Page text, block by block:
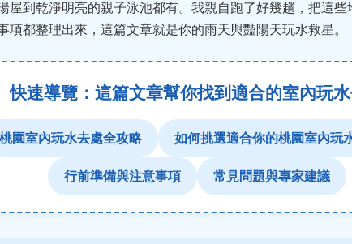
屋到乾淨明亮的親子泳池都有。我親自跑了好幾趟，把這
項都整理出來，這篇文章就是你的雨天與豔陽天玩水救星。
快速導覽：這篇文章幫你找到適合的室內玩
桃園室內玩水去處全攻略 如何挑選適合你的桃園室內玩
行前準備與注意事項 常見問題與專家建議